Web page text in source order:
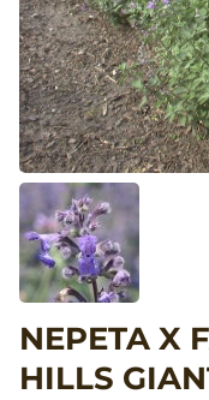
NEPETA X
HILLS